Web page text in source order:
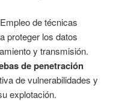
Empleo de técnicas
proteger los datos
y transmisión.
de penetración
de vulnerabilidades y
explotación.